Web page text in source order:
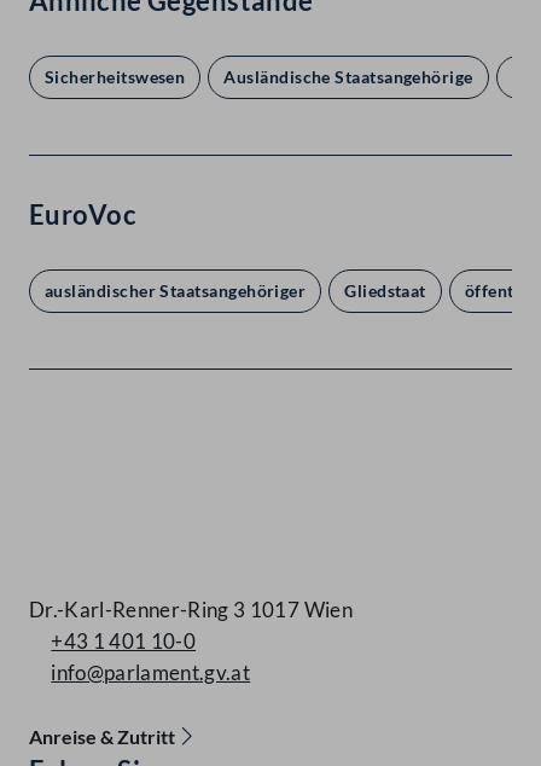
Sicherheitswesen Ausländische Staatsangehörige
EuroVoc
ausländischer Staatsangehöriger Gliedstaat
Dr.-Karl-Renner-Ring 3 1017 Wien
+43 1 401 10-0
info@parlament.gv.at
Anreise & Zutritt